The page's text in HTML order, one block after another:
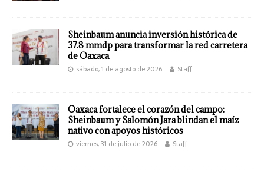
Sheinbaum anuncia inversión histórica de
37.8 mmdp para transformar la red carretera
de Oaxaca
sábado, 1 de agosto de 2026 Staff
Oaxaca fortalece el corazón del campo:
Sheinbaum y Salomón Jara blindan el maíz
nativo con apoyos históricos
viernes, 31 de julio de 2026 Staff